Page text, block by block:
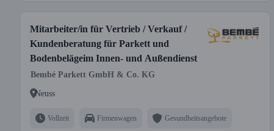
Mitarbeiter/in für Vertrieb / Verkauf /
Kundenberatung für Parkett und
Bodenbelägeim Innen- und Außendienst
Bembé Parkett GmbH & Co. KG
Neuss
Vollzeit Firmenwagen Gesundheitsangebote